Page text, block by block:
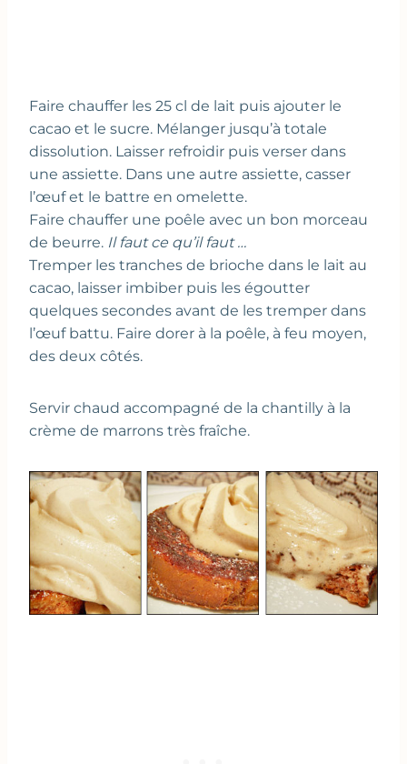
Faire chauffer les 25 cl de lait puis ajouter le
cacao et le sucre. Mélanger jusqu’à totale
dissolution. Laisser refroidir puis verser dans
une assiette. Dans une autre assiette, casser
l’œuf et le battre en omelette.
Faire chauffer une poêle avec un bon morceau
de beurre. Il faut ce qu’il faut …
Tremper les tranches de brioche dans le lait au
cacao, laisser imbiber puis les égoutter
quelques secondes avant de les tremper dans
l’œuf battu. Faire dorer à la poêle, à feu moyen,
des deux côtés.
Servir chaud accompagné de la chantilly à la
crème de marrons très fraîche.